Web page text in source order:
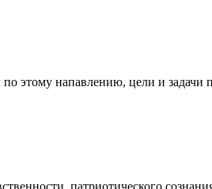
этому напавлению, цели и
патриотического